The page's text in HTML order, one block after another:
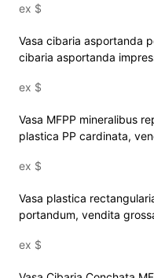
ex $
Vasa cibaria asportanda
cibaria asportanda
ex $
Vasa MFPP mineralibus
plastica PP cardinata,
ex $
Vasa plastica
portandum, vendita
ex $